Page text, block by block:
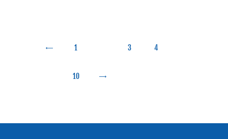
DER BEITRÄGE
PAGE
1 PAGE
3 PAGE
4
PAGE
10